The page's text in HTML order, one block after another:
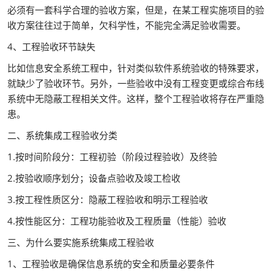
必须有一套科学合理的验收方案，但是，在某工程实施项目的验
收方案往往过于简单，欠科学性，不能完全满足验收需要。
4、工程验收环节缺失
比如信息安全系统工程中，针对类似软件系统验收的特殊要求，
就缺少了验收环节。另外，一些验收中没有工程变更或综合布线
系统中无隐蔽工程相关文件。这样，整个工程验收将存在严重隐
患。
二、系统集成工程验收分类
1.按时间阶段分：工程初验（阶段过程验收）及终验
2.按验收顺序划分；设备点验收及竣工检收
3.按工程性质区分：隐蔽工程验收和明示工程验收
4.按性能区分：工程功能验收及工程质量（性能）验收
三、为什么要实施系统集成工程验收
1、工程验收是确保信息系统的安全和质量必要条件